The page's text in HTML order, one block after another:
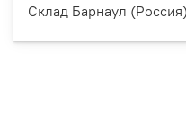
Склад Барнаул